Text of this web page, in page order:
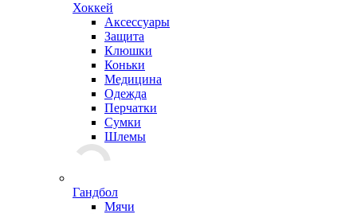
Хоккей
Аксессуары
Защита
Клюшки
Коньки
Медицина
Одежда
Перчатки
Сумки
Шлемы
Гандбол
Мячи